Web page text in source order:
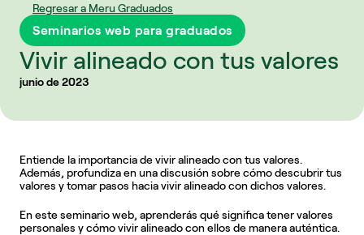
Regresar a Meru Graduados
Seminarios web para graduados
Vivir alineado con tus valores
junio de 2023
Entiende la importancia de vivir alineado con tus valores.
Además, profundiza en una discusión sobre cómo descubrir tus
valores y tomar pasos hacia vivir alineado con dichos valores.
En este seminario web, aprenderás qué significa tener valores
personales y cómo vivir alineado con ellos de manera auténtica.